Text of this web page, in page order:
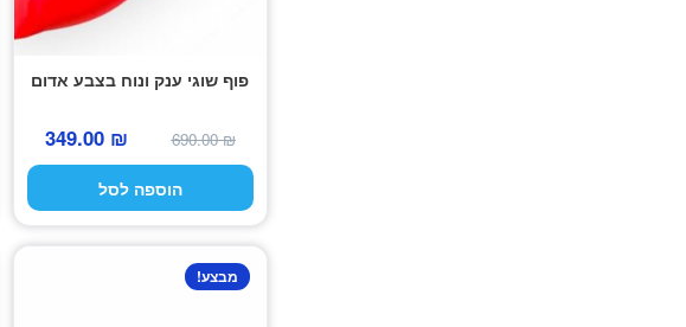
פוף שוגי ענק ונוח בצבע אדום
690.00₪
המחיר
המקורי
היה:
349.00 ₪
המחיר
הנוכחי
הוא:
הוספה לסל
מבצע!